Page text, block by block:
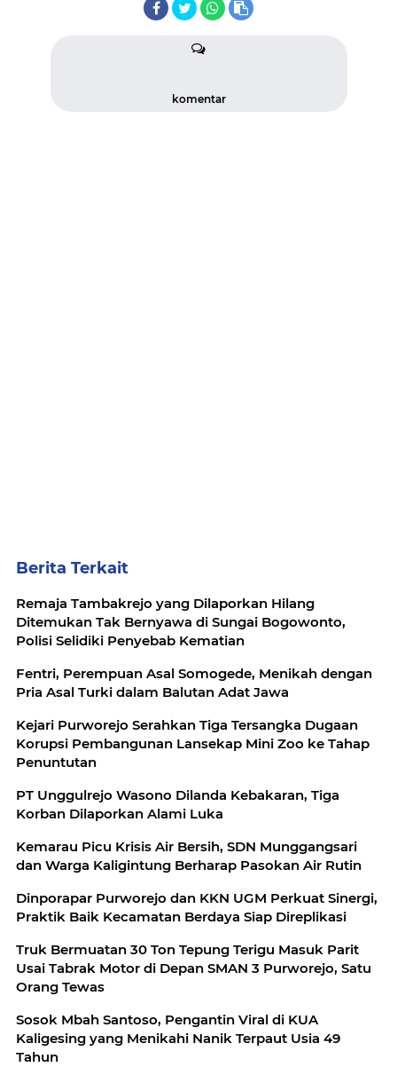
komentar
Berita Terkait
Remaja Tambakrejo yang Dilaporkan Hilang
Ditemukan Tak Bernyawa di Sungai Bogowonto,
Polisi Selidiki Penyebab Kematian
Fentri, Perempuan Asal Somogede, Menikah dengan
Pria Asal Turki dalam Balutan Adat Jawa
Kejari Purworejo Serahkan Tiga Tersangka Dugaan
Korupsi Pembangunan Lansekap Mini Zoo ke Tahap
Penuntutan
PT Unggulrejo Wasono Dilanda Kebakaran, Tiga
Korban Dilaporkan Alami Luka
Kemarau Picu Krisis Air Bersih, SDN Munggangsari
dan Warga Kaligintung Berharap Pasokan Air Rutin
Dinporapar Purworejo dan KKN UGM Perkuat Sinergi,
Praktik Baik Kecamatan Berdaya Siap Direplikasi
Truk Bermuatan 30 Ton Tepung Terigu Masuk Parit
Usai Tabrak Motor di Depan SMAN 3 Purworejo, Satu
Orang Tewas
Sosok Mbah Santoso, Pengantin Viral di KUA
Kaligesing yang Menikahi Nanik Terpaut Usia 49
Tahun